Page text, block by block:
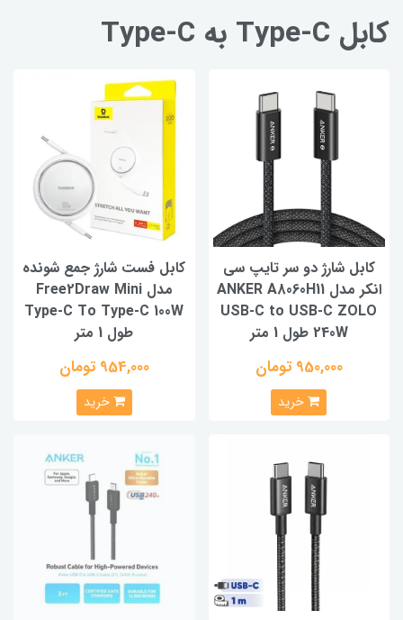
کابل Type-C به Type-C
کابل شارژ دو سر تایپ سی
انکر مدل ANKER A8060H11
USB-C to USB-C ZOLO
240W طول 1 متر
950,000 تومان
خرید
کابل فست شارژ جمع شونده
مدل Free2Draw Mini
Type-C To Type-C 100W
طول 1 متر
954,000 تومان
خرید